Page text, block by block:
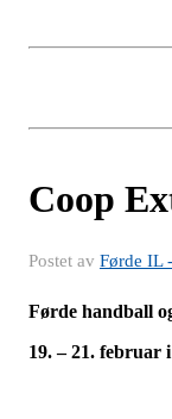
Coop
Postet av Førde IL
Førde handball
19. – 21. februar